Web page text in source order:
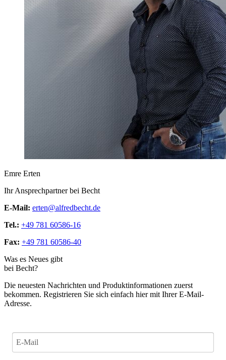
Emre Erten
Ihr Ansprechpartner bei Becht
E-Mail: erten@alfredbecht.de
Tel.: +49 781 60586-16
Fax: +49 781 60586-40
Was es Neues gibt
bei Becht?
Die neuesten Nachrichten und Produktinformationen zuerst
bekommen. Registrieren Sie sich einfach hier mit Ihrer E-Mail-
Adresse.